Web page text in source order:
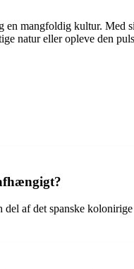
en mangfoldig kultur.
natur eller opleve den
af det spanske